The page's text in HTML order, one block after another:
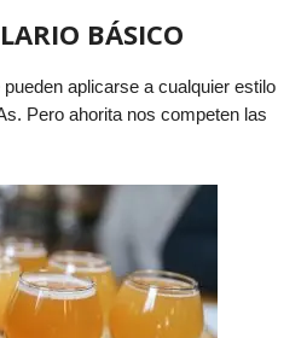
BÁSICO
aplicarse a cualquier estilo
Pero ahorita nos competen las